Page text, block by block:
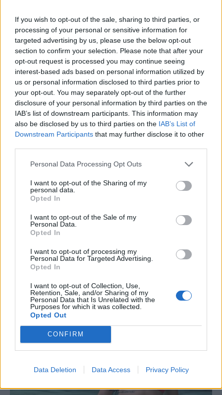
If you wish to opt-out of the sale, sharing to third parties, or
processing of your personal or sensitive information for
targeted advertising by us, please use the below opt-out
section to confirm your selection. Please note that after your
opt-out request is processed you may continue seeing
interest-based ads based on personal information utilized by
us or personal information disclosed to third parties prior to
your opt-out. You may separately opt-out of the further
disclosure of your personal information by third parties on the
IAB’s list of downstream participants. This information may
also be disclosed by us to third parties on the IAB’s List of
Downstream Participants that may further disclose it to other
Personal Data Processing Opt Outs
I want to opt-out of the Sharing of my
personal data.
Opted In
I want to opt-out of the Sale of my
Personal Data.
Opted In
I want to opt-out of processing my
Personal Data for Targeted Advertising.
Opted In
I want to opt-out of Collection, Use,
Retention, Sale, and/or Sharing of my
Personal Data that Is Unrelated with the
Purposes for which it was collected.
Opted Out
CONFIRM
Data Deletion Data Access Privacy Policy